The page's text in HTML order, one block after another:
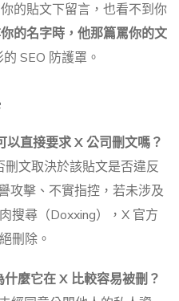
的貼文下留言，也看不到你
的名字時，他那篇罵你的文
SEO 防護罩。
直接要求 X 公司刪文嗎？
文取決於該貼文是否違反
攻擊、不實指控，若未涉及
搜尋（Doxxing），X 官方
刪除。
麼它在 X 比較容易被刪？